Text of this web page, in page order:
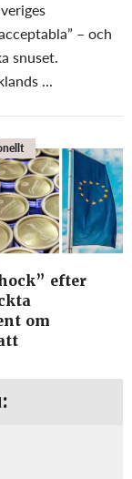
– och
snuset.
...
efter
om